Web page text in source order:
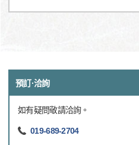
預訂·洽詢
如有疑問敬請洽詢。
019-689-2704